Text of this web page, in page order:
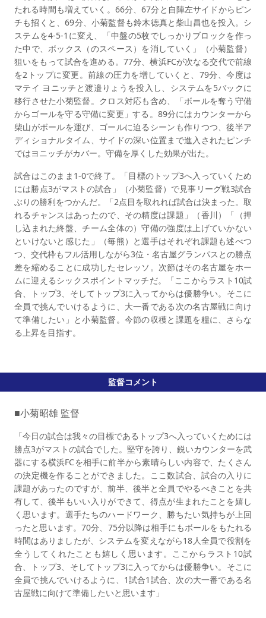
たれる時間も増えていく。66分、67分と自陣左サイドからピン
チも招くと、69分、小菊監督も鈴木徳真と柴山昌也を投入。シ
ステムを4-5-1に変え、「中盤の5枚でしっかりブロックを作っ
た中で、ボックス（のスペース）を消していく」（小菊監督）
狙いをもって試合を進める。77分、横浜FCが次なる交代で前線
を2トップに変更。前線の圧力を増していくと、79分、今度は
マテイ ヨニッチと渡邉りょうを投入し、システムを5バックに
移行させた小菊監督。クロス対応も含め、「ボールを奪う守備
からゴールを守る守備に変更」する。89分にはカウンターから
柴山がボールを運び、ゴールに迫るシーンも作りつつ、後半ア
ディショナルタイム、サイドの深い位置まで進入されたピンチ
ではヨニッチがカバー。守備を厚くした効果が出た。
試合はこのまま1-0で終了。「目標のトップ3へ入っていくため
には勝点3がマストの試合」（小菊監督）で見事リーグ戦3試合
ぶりの勝利をつかんだ。「2点目を取れれば試合は決まった。取
れるチャンスはあったので、その精度は課題」（香川）「（押
し込まれた終盤、チーム全体の）守備の強度は上げていかない
といけないと感じた」（毎熊）と選手はそれぞれ課題も述べつ
つ、交代枠もフル活用しながら3位・名古屋グランパスとの勝点
差を縮めることに成功したセレッソ。次節はその名古屋をホー
ムに迎えるシックスポイントマッチだ。「ここからラスト10試
合、トップ3、そしてトップ3に入ってからは優勝争い。そこに
全員で挑んでいけるように、大一番である次の名古屋戦に向け
て準備したい」と小菊監督。今節の収穫と課題を糧に、さらな
る上昇を目指す。
監督コメント
■小菊昭雄 監督
「今日の試合は我々の目標であるトップ3へ入っていくためには
勝点3がマストの試合でした。堅守を誇り、鋭いカウンターを武
器にする横浜FCを相手に前半から素晴らしい内容で、たくさん
の決定機を作ることができました。ここ数試合、試合の入りに
課題があったのですが、前半、後半と全員でやるべきことを共
有して、後半もいい入りができて、得点が生まれたことを嬉し
く思います。選手たちのハードワーク、勝ちたい気持ちが上回
ったと思います。70分、75分以降は相手にもボールをもたれる
時間はありましたが、システムを変えながら18人全員で役割を
全うしてくれたことも嬉しく思います。ここからラスト10試
合、トップ3、そしてトップ3に入ってからは優勝争い。そこに
全員で挑んでいけるように、1試合1試合、次の大一番である名
古屋戦に向けて準備したいと思います」